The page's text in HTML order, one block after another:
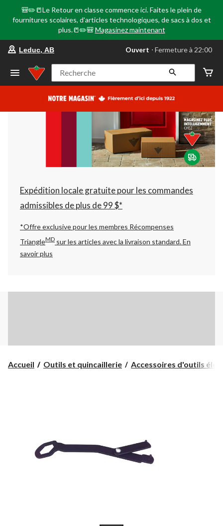
🎒✏️📒Le Retour en classe commence ici. Faites le plein de
fournitures scolaires, d'articles technologiques, de sacs à dos et
plus.📒✏️🎒 Magasinez maintenant
votre
préféré
Leduc,
AB,
courament
Fermeture
à
22:00
cliquer
pour
changer
Leduc, AB Ouvert ⋅ Fermeture à 22:00
Recherche
Expédition locale gratuite pour les commandes
admissibles de plus de 99 $*
*Offre exclusive pour les membres Récompenses
TriangleMD sur les articles avec la livraison standard.En
savoir plus
Accueil Outils et quincaillerie Accessoires d'outils